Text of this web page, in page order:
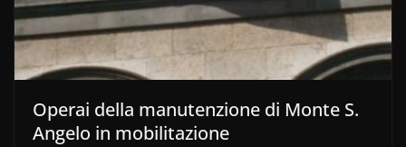
Operai della manutenzione di Monte S.
Angelo in mobilitazione